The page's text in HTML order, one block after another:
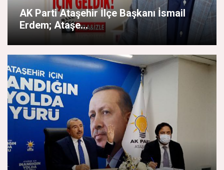
AK Parti Ataşehir İlçe Başkanı İsmail
Erdem; Ataşe...